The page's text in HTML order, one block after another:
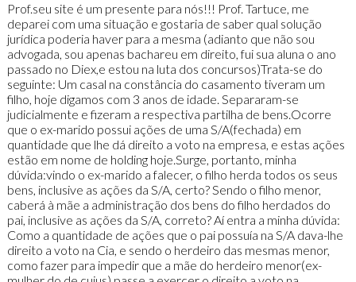
Prof.seu site é um presente para nós!!! Prof. Tartuce, me
deparei com uma situação e gostaria de saber qual solução
jurídica poderia haver para a mesma (adianto que não sou
advogada, sou apenas bachareu em direito, fui sua aluna o ano
passado no Diex,e estou na luta dos concursos)Trata-se do
seguinte: Um casal na constância do casamento tiveram um
filho, hoje digamos com 3 anos de idade. Separaram-se
judicialmente e fizeram a respectiva partilha de bens.Ocorre
que o ex-marido possui ações de uma S/A(fechada) em
quantidade que lhe dá direito a voto na empresa, e estas ações
estão em nome de holding hoje.Surge, portanto, minha
dúvida:vindo o ex-marido a falecer, o filho herda todos os seus
bens, inclusive as ações da S/A, certo? Sendo o filho menor,
caberá à mãe a administração dos bens do filho herdados do
pai, inclusive as ações da S/A, correto? Aí entra a minha dúvida:
Como a quantidade de ações que o pai possuía na S/A dava-lhe
direito a voto na Cia, e sendo o herdeiro das mesmas menor,
como fazer para impedir que a mãe do herdeiro menor(ex-